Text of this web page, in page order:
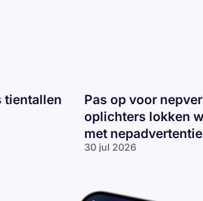
tientallen
Pas op voor
oplichters lokken
met
30 jul 2026
lokken